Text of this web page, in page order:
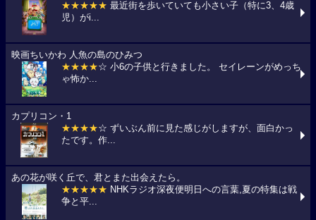
★★★★★ 最近街を歩いていても小さい子（特に3、4歳
児）がi...
映画ちいかわ 人魚の島のひみつ
★★★★☆ 小6の子供と行きました。 セイレーンがめっち
ゃ怖か...
カプリコン・1
★★★★☆ ずいぶん前に見た感じがしますが、面白かっ
たです。作...
あの花が咲く丘で、君とまた出会えたら。
★★★★★ NHKラジオ深夜便明日への言葉,夏の特集は戦
争と平...